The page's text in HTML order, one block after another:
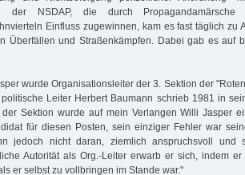
der NSDAP, die durch
Einfluss zugewinnen, kam es fast täglich zu
Überfällen und Straßenkämpfen. Dabei gab es auf
wurde Organisationsleiter der 3. Sektion der
Leiter Herbert Baumann schrieb 1981 in
der Sektion wurde auf mein Verlangen Willi Jasper
für diesen Posten, sein einziger Fehler war
jedoch nicht daran, ziemlich anspruchsvoll und
Autorität als Org.-Leiter erwarb er sich, indem
er selbst zu vollbringen im Stande war."